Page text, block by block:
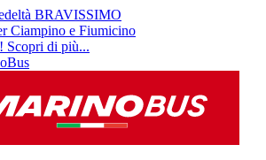
BRAVISSIMO
Ciampino e Fiumicino
Scopri di più...